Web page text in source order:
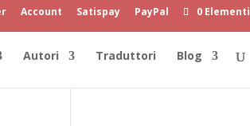
Account Satispay PayPal 0 Elementi
Autori Traduttori Blog